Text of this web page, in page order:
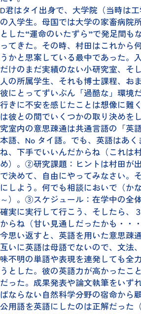
D君はタイ出身で、大学院（当時は
の入学生。母国では大学の家畜病院
とした“運命のいたずら”で発足間も
ってきた。その時、村田はこれから
うかと思案している最中であった。
だけのまだ実績のない小研究室、そ
人の所属学生、それも博士課程、お
彼にとってずいぶん「過酷な」環境
行きに不安を感じたことは想像に難
は彼との間でいくつかの取り決めを
究室内の意思疎通は共通言語の「英
本語、No タイ語。でも、英語はあく
ね、下手でいいんだからね（これは
め）。②研究課題：ヒントは村田が
で決めて、自由にやってみなさい。
にしよう。何でも相談においで（か
～）。③スケジュール：在学中の全
確実に実行して行こう、そしたら、
からね（甘い見通しだったかも・・・
今思い返すと、英語を用いた意思疎
互いに英語は母語でないので、文法
味不明の単語や表現を連発しても全
うとした。彼の英語力が高かったこ
だった。成果発表や論文執筆をいず
ばならない自然科学分野の宿命から
公用語を英語にしたのは正解だった